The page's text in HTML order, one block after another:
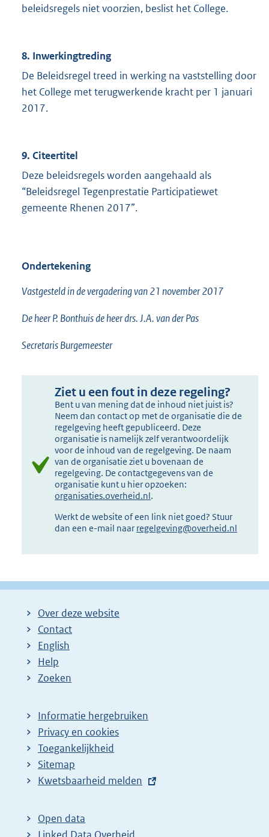
beleidsregels niet voorzien, beslist het College.
8. Inwerkingtreding
De Beleidsregel treed in werking na vaststelling door
het College met terugwerkende kracht per 1 januari
2017.
9. Citeertitel
Deze beleidsregels worden aangehaald als
“Beleidsregel Tegenprestatie Participatiewet
gemeente Rhenen 2017”.
Ondertekening
Vastgesteld in de vergadering van 21 november 2017
De heer P. Bonthuis de heer drs. J.A. van der Pas
Secretaris Burgemeester
Ziet u een fout in deze regeling?
Bent u van mening dat de inhoud niet juist is?
Neem dan contact op met de organisatie die de
regelgeving heeft gepubliceerd. Deze
organisatie is namelijk zelf verantwoordelijk
voor de inhoud van de regelgeving. De naam
van de organisatie ziet u bovenaan de
regelgeving. De contactgegevens van de
organisatie kunt u hier opzoeken:
organisaties.overheid.nl.
Werkt de website of een link niet goed? Stuur
dan een e-mail naar regelgeving@overheid.nl
Over deze website
Contact
English
Help
Zoeken
Informatie hergebruiken
Privacy en cookies
Toegankelijkheid
Sitemap
E
t
e
Kwetsbaarheid melden
Open data